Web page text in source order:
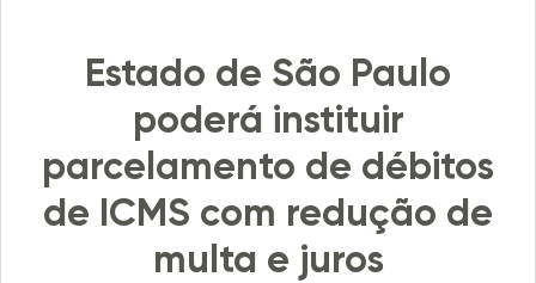
Estado de São Paulo
poderá instituir
parcelamento de débitos
de ICMS com redução de
multa e juros